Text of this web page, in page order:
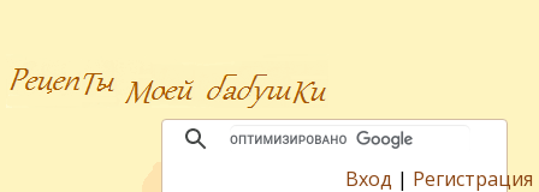
Вход | Регистрация